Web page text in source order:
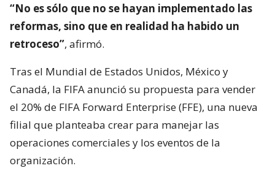
“No es sólo que no se hayan implementado las
reformas, sino que en realidad ha habido un
retroceso”, afirmó.
Tras el Mundial de Estados Unidos, México y
Canadá, la FIFA anunció su propuesta para vender
el 20% de FIFA Forward Enterprise (FFE), una nueva
filial que planteaba crear para manejar las
operaciones comerciales y los eventos de la
organización.